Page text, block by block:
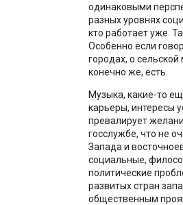
одинаковыми
разных уровнях
кто работает уже.
Особенно если
городах, о
конечно же, есть.
Музыка, какие-то
карьеры, интересы
превалирует
госслужбе, что не
Запада и
социальные,
политические
развитых стран
общественным